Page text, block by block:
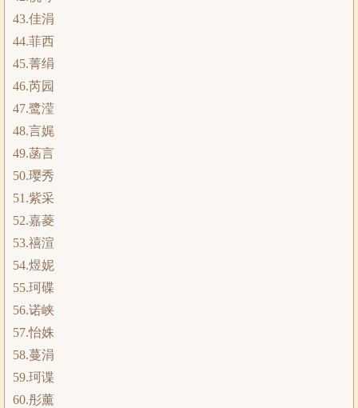
43.佳涓
44.菲西
45.菁绢
46.芮园
47.鹭滢
48.言娓
49.菡言
50.璎秀
51.紫采
52.嘉菱
53.禧渲
54.煜妮
55.珂碟
56.诺峡
57.怡姝
58.蔓涓
59.珂谍
60.彤薰